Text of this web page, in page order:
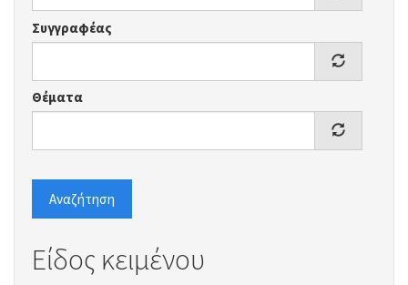
Συγγραφέας
Θέματα
Αναζήτηση
Είδος κειμένου